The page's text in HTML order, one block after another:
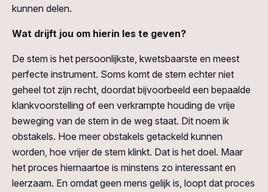
kunnen delen.
Wat drijft jou om hierin les te geven?
De stem is het persoonlijkste, kwetsbaarste en meest
perfecte instrument. Soms komt de stem echter niet
geheel tot zijn recht, doordat bijvoorbeeld een bepaalde
klankvoorstelling of een verkrampte houding de vrije
beweging van de stem in de weg staat. Dit noem ik
obstakels. Hoe meer obstakels getackeld kunnen
worden, hoe vrijer de stem klinkt. Dat is het doel. Maar
het proces hiernaartoe is minstens zo interessant en
leerzaam. En omdat geen mens gelijk is, loopt dat proces